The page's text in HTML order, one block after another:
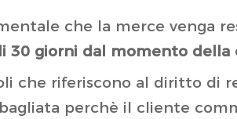
che la merce venga
30 giorni dal momento della
che riferiscono al diritto di
perchè il cliente